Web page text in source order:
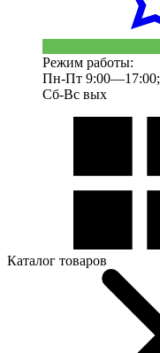
Режим работы:
Пн-Пт 9:00—17:00;
Сб-Вс вых
Каталог товаров